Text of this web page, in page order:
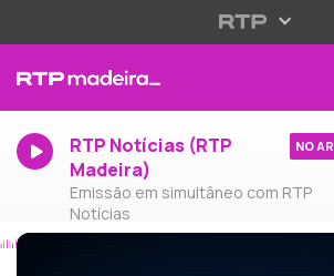
RTP Notícias (RTP
Madeira)
Emissão em simultâneo com RTP
Notícias
NO AR